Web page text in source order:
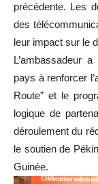
précédente. Les
des
leur impact sur le
L’ambassadeur
pays à renforcer
Route” et le
logique de
déroulement du
le soutien de
Guinée.